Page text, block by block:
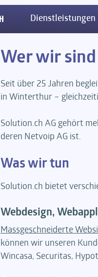
Dienstleistungen
Wer wir sind
Seit über 25 Jahren
in Winterthur –
Solution.ch AG gehört
deren Netvoip AG ist.
Was wir tun
Solution.ch bietet
Webdesign,
Massgeschneiderte
können wir unseren
Wincasa, Securitas,